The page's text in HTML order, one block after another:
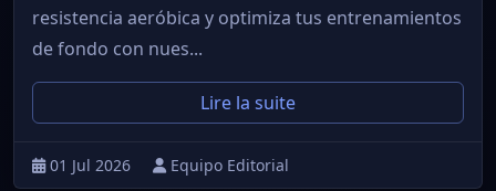
resistencia aeróbica y optimiza tus entrenamientos
de fondo con nues...
Lire la suite
01 Jul 2026 Equipo Editorial